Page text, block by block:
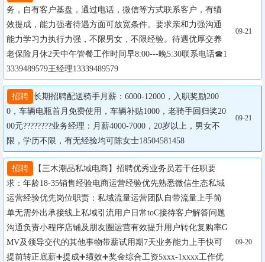
务，自有客户基盘，通过电话，微信等方式联系客户，有绩
效提成，能力强者待遇方面可放宽条件。要求亲和力强沟通
能力学习力执行力强，不限男女，不限经验。待遇优厚交养
老保险月休2天中午管餐工作时间早8:00---晚5:30联系电话☎1
3339489579王经理13339489579
09-21
招聘 长期招聘配送骑手月薪：6000-12000，入职奖励200
0，车辆电瓶首月免费使用，车辆补贴1000，老骑手回归奖20
00元????????业务经理：月薪4000-7000，20岁以上，男女不
限，学历不限，有无经验均可陈女士18504581458
09-21
招聘
【三木潮品私域电商】招聘优秀业务员若干任职要
求：年龄18-35销售经验电商运营经验优先熟悉微信生态私域
运营经验优先岗位职责：私域流量运营团队自带流量上手简
单无需外出承接线上私域引流用户日常toC接待客户解答问题
沟通负责小程序店铺及朋友圈运营有效提升用户转化复购率G
MV及领导交代的其他事物带薪试用期7天业务能力上手快可
提前转正底薪➕提成➕绩效➕奖金综合工资5xxx-1xxxx工作优
09-20